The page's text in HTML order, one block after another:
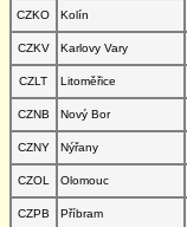
CZKO
Kolín
CZKV
Karlovy Vary
CZLT
Litoměřice
CZNB
Nový Bor
CZNY
Nýřany
CZOL
Olomouc
CZPB
Příbram